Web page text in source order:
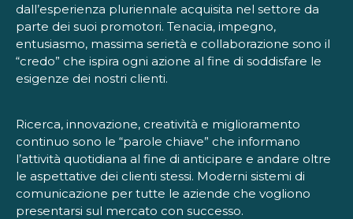
dall’esperienza pluriennale acquisita nel settore da
parte dei suoi promotori. Tenacia, impegno,
entusiasmo, massima serietà e collaborazione sono il
“credo” che ispira ogni azione al fine di soddisfare le
esigenze dei nostri clienti.
Ricerca, innovazione, creatività e miglioramento
continuo sono le “parole chiave” che informano
l’attività quotidiana al fine di anticipare e andare oltre
le aspettative dei clienti stessi. Moderni sistemi di
comunicazione per tutte le aziende che vogliono
presentarsi sul mercato con successo.